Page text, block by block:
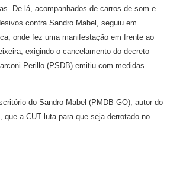
De lá, acompanhados de carros de som e
contra Sandro Mabel, seguiu em
onde fez uma manifestação em frente ao
exigindo o cancelamento do decreto
Perillo (PSDB) emitiu com medidas
do Sandro Mabel (PMDB-GO), autor do
que a CUT luta para que seja derrotado no